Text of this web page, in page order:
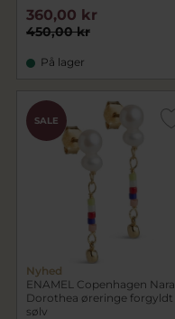
450,00 kr
360,00 kr
På lager
SALE
Nyhed
ENAMEL Copenhagen Nara
Dorothea øreringe forgyldt
sølv